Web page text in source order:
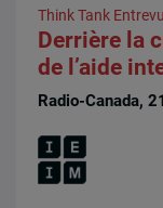
Think Tank
Derrière la
de l’aide
Radio-Canada,